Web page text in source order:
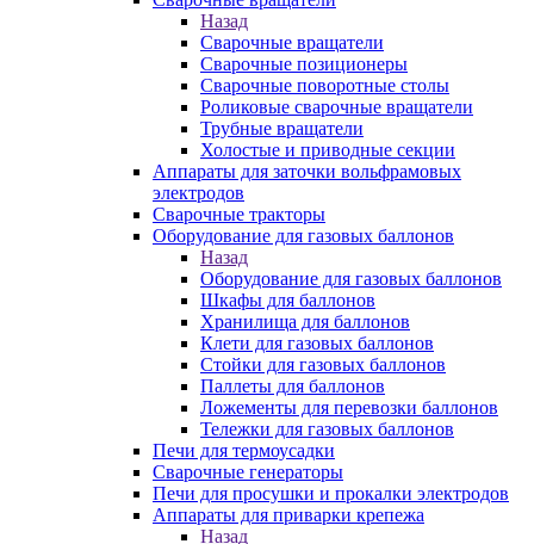
Назад
Сварочные вращатели
Сварочные позиционеры
Сварочные поворотные столы
Роликовые сварочные вращатели
Трубные вращатели
Холостые и приводные секции
Аппараты для заточки вольфрамовых
электродов
Сварочные тракторы
Оборудование для газовых баллонов
Назад
Оборудование для газовых баллонов
Шкафы для баллонов
Хранилища для баллонов
Клети для газовых баллонов
Стойки для газовых баллонов
Паллеты для баллонов
Ложементы для перевозки баллонов
Тележки для газовых баллонов
Печи для термоусадки
Сварочные генераторы
Печи для просушки и прокалки электродов
Аппараты для приварки крепежа
Назад